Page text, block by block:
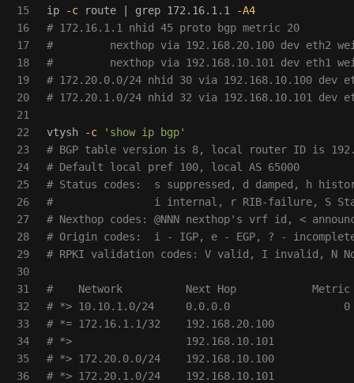
15
16
17
18
19
20
21
22
23
24
25
26
27
28
29
30
31
32
33
34
35
36
ip
-c route | grep 172.16.1.1
-A4
# 172.16.1.1 nhid 45 proto bgp metric 20
#         nexthop via 192.168.20.100 dev eth2
#         nexthop via 192.168.10.101 dev eth1
# 172.20.0.0/24 nhid 30 via 192.168.10.100 dev
# 172.20.1.0/24 nhid 32 via 192.168.10.101 dev
vtysh -c
'show ip bgp'
# BGP table version is 8, local router ID is
# Default local pref 100, local AS 65000
# Status codes:  s suppressed, d damped, h
#                i internal, r RIB-failure, S Stale,
# Nexthop codes: @NNN nexthop's vrf id, <
# Origin codes:  i - IGP, e - EGP, ? -
# RPKI validation codes: V valid, I invalid, N
#    Network          Next Hop            Metric
# *> 10.10.1.0/24     0.0.0.0
# *= 172.16.1.1/32    192.168.20.100
# *>                  192.168.10.101
# *> 172.20.0.0/24    192.168.10.100
# *> 172.20.1.0/24    192.168.10.101